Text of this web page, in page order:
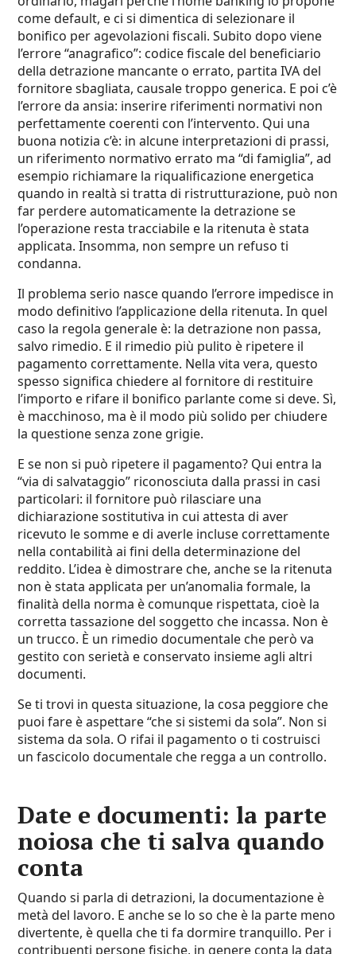
come default, e ci si dimentica di selezionare il
bonifico per agevolazioni fiscali. Subito dopo viene
l’errore “anagrafico”: codice fiscale del beneficiario
della detrazione mancante o errato, partita IVA del
fornitore sbagliata, causale troppo generica. E poi c’è
l’errore da ansia: inserire riferimenti normativi non
perfettamente coerenti con l’intervento. Qui una
buona notizia c’è: in alcune interpretazioni di prassi,
un riferimento normativo errato ma “di famiglia”, ad
esempio richiamare la riqualificazione energetica
quando in realtà si tratta di ristrutturazione, può non
far perdere automaticamente la detrazione se
l’operazione resta tracciabile e la ritenuta è stata
applicata. Insomma, non sempre un refuso ti
condanna.
Il problema serio nasce quando l’errore impedisce in
modo definitivo l’applicazione della ritenuta. In quel
caso la regola generale è: la detrazione non passa,
salvo rimedio. E il rimedio più pulito è ripetere il
pagamento correttamente. Nella vita vera, questo
spesso significa chiedere al fornitore di restituire
l’importo e rifare il bonifico parlante come si deve. Sì,
è macchinoso, ma è il modo più solido per chiudere
la questione senza zone grigie.
E se non si può ripetere il pagamento? Qui entra la
“via di salvataggio” riconosciuta dalla prassi in casi
particolari: il fornitore può rilasciare una
dichiarazione sostitutiva in cui attesta di aver
ricevuto le somme e di averle incluse correttamente
nella contabilità ai fini della determinazione del
reddito. L’idea è dimostrare che, anche se la ritenuta
non è stata applicata per un’anomalia formale, la
finalità della norma è comunque rispettata, cioè la
corretta tassazione del soggetto che incassa. Non è
un trucco. È un rimedio documentale che però va
gestito con serietà e conservato insieme agli altri
documenti.
Se ti trovi in questa situazione, la cosa peggiore che
puoi fare è aspettare “che si sistemi da sola”. Non si
sistema da sola. O rifai il pagamento o ti costruisci
un fascicolo documentale che regga a un controllo.
Date e documenti: la parte
noiosa che ti salva quando
conta
Quando si parla di detrazioni, la documentazione è
metà del lavoro. E anche se lo so che è la parte meno
divertente, è quella che ti fa dormire tranquillo. Per i
contribuenti persone fisiche, in genere conta la data